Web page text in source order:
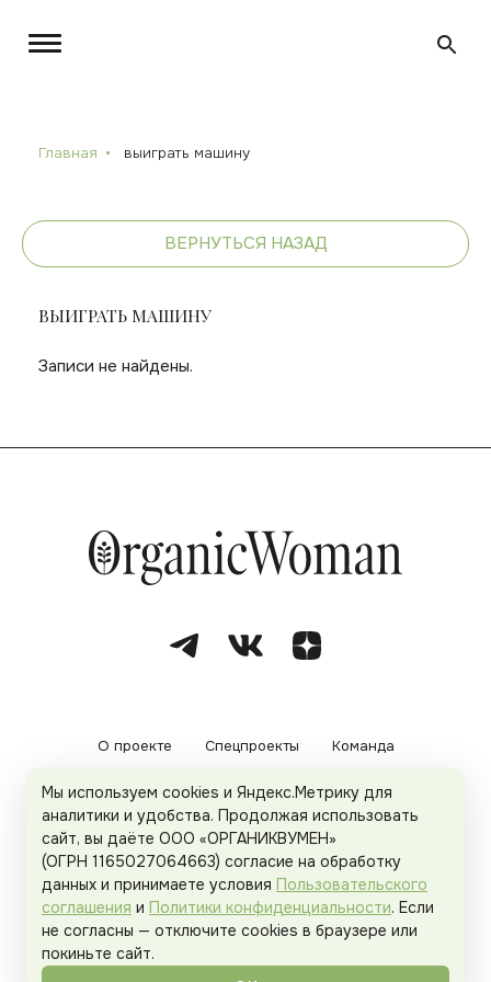
Главная выиграть машину
ВЕРНУТЬСЯ НАЗАД
ВЫИГРАТЬ МАШИНУ
Записи не найдены.
О проекте Спецпроекты Команда
Рекламодателям Политика конфиденциальности
Пользовательское соглашение
Organicwoman.ru . Все права защищены.
Мы используем cookies и Яндекс.Метрику для
аналитики и удобства. Продолжая использовать
сайт, вы даёте ООО «ОРГАНИКВУМЕН»
(ОГРН 1165027064663) согласие на обработку
данных и принимаете условия Пользовательского
соглашения и Политики конфиденциальности. Если
не согласны — отключите cookies в браузере или
покиньте сайт.